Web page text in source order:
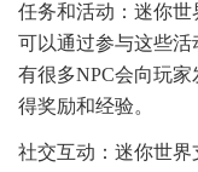
任务和活动：迷你
可以通过参与这些
有很多NPC会向玩
得奖励和经验。
社交互动：迷你世